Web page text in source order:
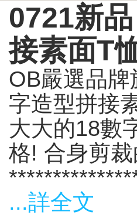
0721新
接素面T
OB嚴選品
字造型拼接
大大的18數
格! 合身剪
...詳全文